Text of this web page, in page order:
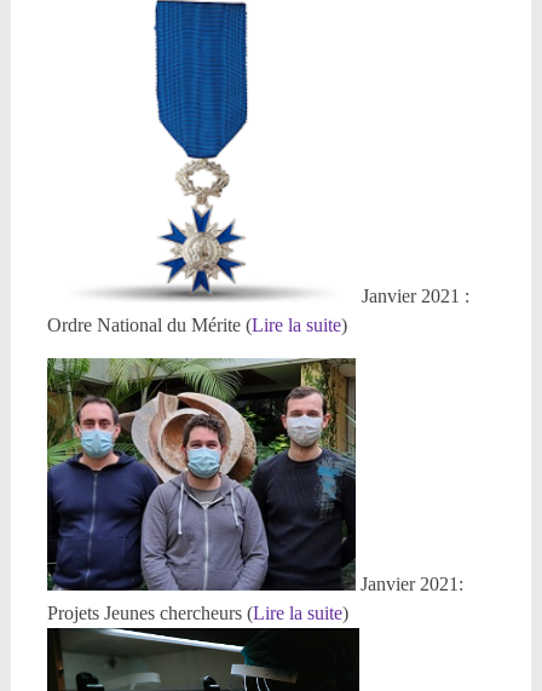
Janvier 2021 :
Ordre National du Mérite (Lire la suite)
Janvier 2021:
Projets Jeunes chercheurs (Lire la suite)